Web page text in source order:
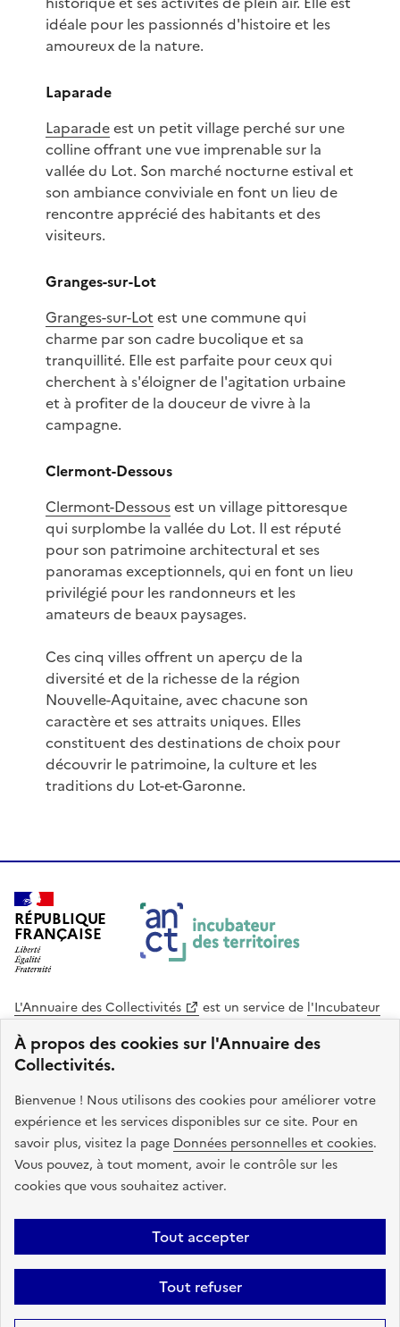
À propos des cookies sur l'Annuaire des
Collectivités.
Bienvenue ! Nous utilisons des cookies pour améliorer votre
expérience et les services disponibles sur ce site. Pour en
savoir plus, visitez la page Données personnelles et cookies.
Vous pouvez, à tout moment, avoir le contrôle sur les
cookies que vous souhaitez activer.
Tout accepter
Tout refuser
idéale pour les passionnés d'histoire et les
amoureux de la nature.
Laparade
Laparadeest un petit village perché sur une
colline offrant une vue imprenable sur la
vallée du Lot. Son marché nocturne estival et
son ambiance conviviale en font un lieu de
rencontre apprécié des habitants et des
visiteurs.
Granges-sur-Lot
Granges-sur-Lot est une commune qui
charme par son cadre bucolique et sa
tranquillité. Elle est parfaite pour ceux qui
cherchent à s'éloigner de l'agitation urbaine
et à profiter de la douceur de vivre à la
campagne.
Clermont-Dessous
Clermont-Dessousest un village pittoresque
qui surplombe la vallée du Lot. Il est réputé
pour son patrimoine architectural et ses
panoramas exceptionnels, qui en font un lieu
privilégié pour les randonneurs et les
amateurs de beaux paysages.
Ces cinq villes offrent un aperçu de la
diversité et de la richesse de la région
Nouvelle-Aquitaine, avec chacune son
caractère et ses attraits uniques. Elles
constituent des destinations de choix pour
découvrir le patrimoine, la culture et les
traditions du Lot-et-Garonne.
RÉPUBLIQUE
FRANÇAISE
L'Annuaire des Collectivités est un service de l'Incubateur
des Territoires
Cohésion des Territoires
. Le code source de ce site web
est disponible en licence libre. Le design de ce site est conçu
avec le système de design de l’État.
legifrance.gouv.fr
info.gouv.fr
service-public.gouv.fr
data.gouv.fr
Plan du site Accessibilite : non conforme
Mentions légales
Politique de confidentialité
Gestion des cookies FAQ
Kit de
Statistiques Code source